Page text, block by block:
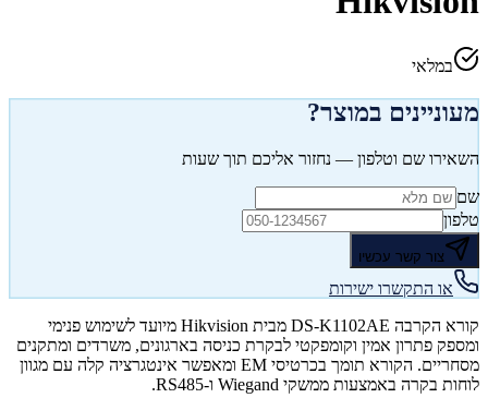
במלאי
מעוניינים במוצר?
השאירו שם וטלפון — נחזור אליכם תוך שעות
שם
טלפון
צור קשר עכשיו
או התקשרו ישירות
קורא הקרבה DS-K1102AE מבית Hikvision מיועד לשימוש פנימי
ומספק פתרון אמין וקומפקטי לבקרת כניסה בארגונים, משרדים ומתקנים
מסחריים. הקורא תומך בכרטיסי EM ומאפשר אינטגרציה קלה עם מגוון
לוחות בקרה באמצעות ממשקי Wiegand ו-RS485.